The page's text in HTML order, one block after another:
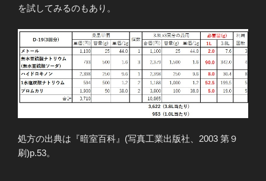
を試してみるのもあり。
処方の出典は『暗室百科』(写真工業出版社、2003 第９
刷)p.53。